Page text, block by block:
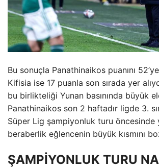
Bu sonuçla Panathinaikos puanını
Kifisia ise 17 puanla son sırada yer
bu birlikteliği Yunan basınında büyük
Panathinaikos son 2 haftadır ligde 3.
Süper Lig şampiyonluk turu öncesinde
beraberlik eğlencenin büyük kısmını
ŞAMPİYONLUK TURU